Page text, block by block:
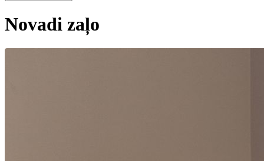
Novadi zaļo